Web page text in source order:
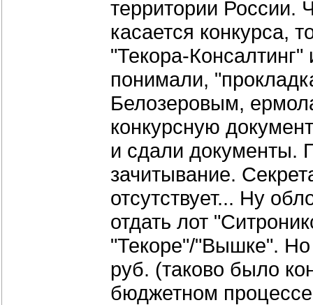
территории России.
касается конкурса,
"Текора-
понимали,
Белозеровым,
конкурсную
и сдали документы.
зачитывание.
отсутствует... Ну
отдать лот
"Текоре"/"Вышке".
руб. (таково было
бюджетном